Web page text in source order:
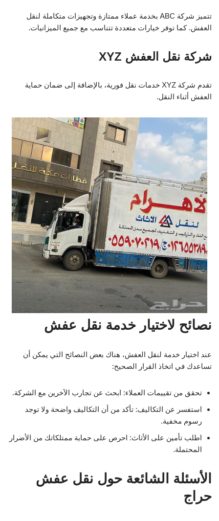
تتميز شركة ABC بخدمة عملاء ممتازة وتجهيزات متكاملة لنقل
العفش. كما توفر خيارات متعددة تتناسب مع جميع الميزانيات.
شركة نقل العفش XYZ
تقدم شركة XYZ خدمات نقل فورية، بالإضافة إلى ضمان حماية
العفش أثناء النقل.
نصائح لاختيار خدمة نقل عفش
عند اختيار خدمة لنقل العفش، هناك بعض النصائح التي يمكن أن
تساعدك في اتخاذ القرار الصحيح:
تحقق من تقييمات العملاء: ابحث عن تجارب الآخرين مع الشركة.
استفسر عن التكاليف: تأكد من أن التكاليف واضحة ولا توجد
رسوم مخفية.
اطلب تأمين على الأثاث: احرص على حماية ممتلكاتك من الأضرار
المحتملة.
الأسئلة الشائعة حول نقل عفش
حراج